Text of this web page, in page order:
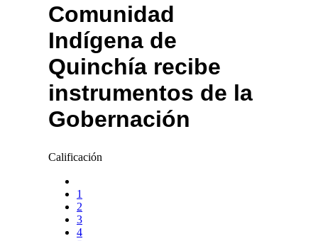
Comunidad
Indígena de
Quinchía recibe
instrumentos de la
Gobernación
Calificación
1
2
3
4